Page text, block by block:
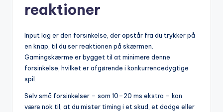
reaktioner
Input lag er den forsinkelse, der opstår fra du trykker på
en knap, til du ser reaktionen på skærmen.
Gamingskærme er bygget til at minimere denne
forsinkelse, hvilket er afgørende i konkurrencedygtige
spil.
Selv små forsinkelser – som 10–20 ms ekstra – kan
være nok til, at du mister timing i et skud, et dodge eller